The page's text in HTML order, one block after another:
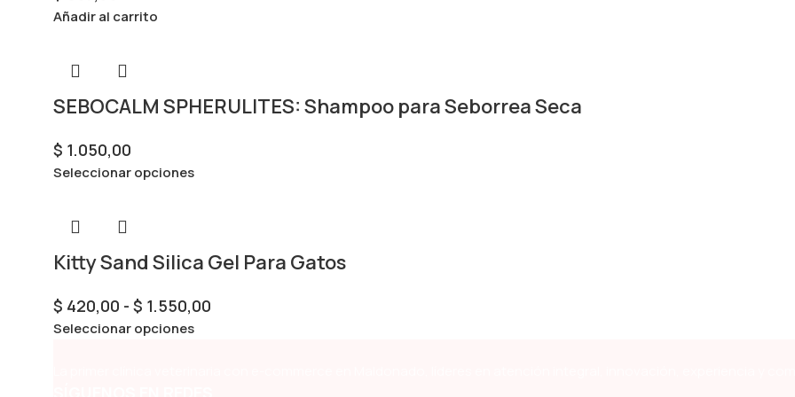
Añadir al carrito
SEBOCALM SPHERULITES: Shampoo para Seborrea Seca
$ 1.050,00
Seleccionar opciones
Kitty Sand Silica Gel Para Gatos
$ 420,00 - $ 1.550,00
Seleccionar opciones